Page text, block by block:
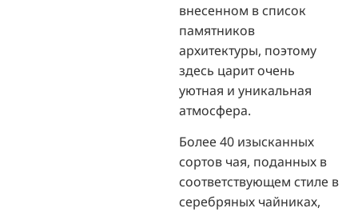
внесенном в список
памятников
архитектуры, поэтому
здесь царит очень
уютная и уникальная
атмосфера.
Более 40 изысканных
сортов чая, поданных в
соответствующем стиле в
серебряных чайниках,